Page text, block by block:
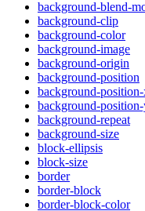
background-blend-
background-clip
background-color
background-image
background-origin
background-position
background-
background-
background-repeat
background-size
block-ellipsis
block-size
border
border-block
border-block-color